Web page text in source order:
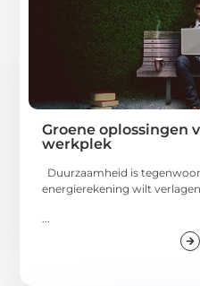
Groene oplossingen
werkplek
Duurzaamheid is
energierekening wilt